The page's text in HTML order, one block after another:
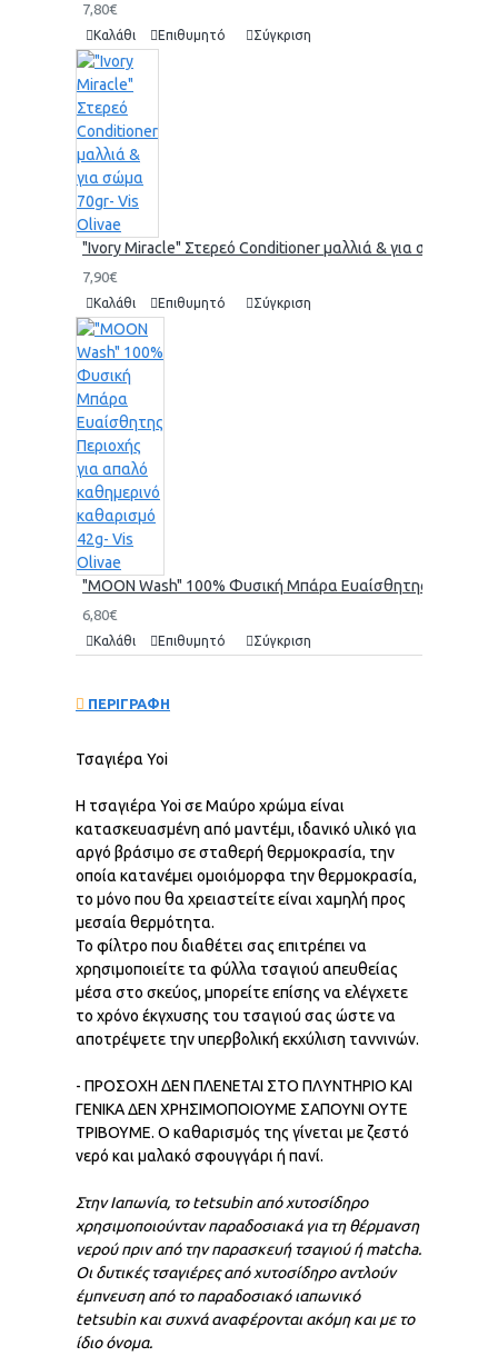
7,80€
Καλάθι Επιθυμητό Σύγκριση
"Ivory Miracle" Στερεό Conditioner μαλλιά & για σώμα
7,90€
Καλάθι Επιθυμητό Σύγκριση
"MOON Wash" 100% Φυσική Μπάρα Ευαίσθητης
6,80€
Καλάθι Επιθυμητό Σύγκριση
ΠΕΡΙΓΡΑΦΗ
Τσαγιέρα Yoi
Η τσαγιέρα Yoi σε Μαύρο χρώμα είναι
κατασκευασμένη από μαντέμι, ιδανικό υλικό για
αργό βράσιμο σε σταθερή θερμοκρασία, την
οποία κατανέμει ομοιόμορφα την θερμοκρασία,
το μόνο που θα χρειαστείτε είναι χαμηλή προς
μεσαία θερμότητα.
Το φίλτρο που διαθέτει σας επιτρέπει να
χρησιμοποιείτε τα φύλλα τσαγιού απευθείας
μέσα στο σκεύος, μπορείτε επίσης να ελέγχετε
το χρόνο έκγχυσης του τσαγιού σας ώστε να
αποτρέψετε την υπερβολική εκχύλιση ταννινών.
- ΠΡΟΣΟΧΗ ΔΕΝ ΠΛΕΝΕΤΑΙ ΣΤΟ ΠΛΥΝΤΗΡΙΟ ΚΑΙ
ΓΕΝΙΚΑ ΔΕΝ ΧΡΗΣΙΜΟΠΟΙΟΥΜΕ ΣΑΠΟΥΝΙ ΟΥΤΕ
ΤΡΙΒΟΥΜΕ. Ο καθαρισμός της γίνεται με ζεστό
νερό και μαλακό σφουγγάρι ή πανί.
Στην Ιαπωνία, τοtetsubinαπό χυτοσίδηρο
χρησιμοποιούνταν παραδοσιακά για τη θέρμανση
νερού πριν από την παρασκευή τσαγιού ή matcha.
Οι δυτικές τσαγιέρες από χυτοσίδηρο αντλούν
έμπνευση από το παραδοσιακό ιαπωνικό
tetsubin και συχνά αναφέρονται ακόμη και με το
ίδιο όνομα.